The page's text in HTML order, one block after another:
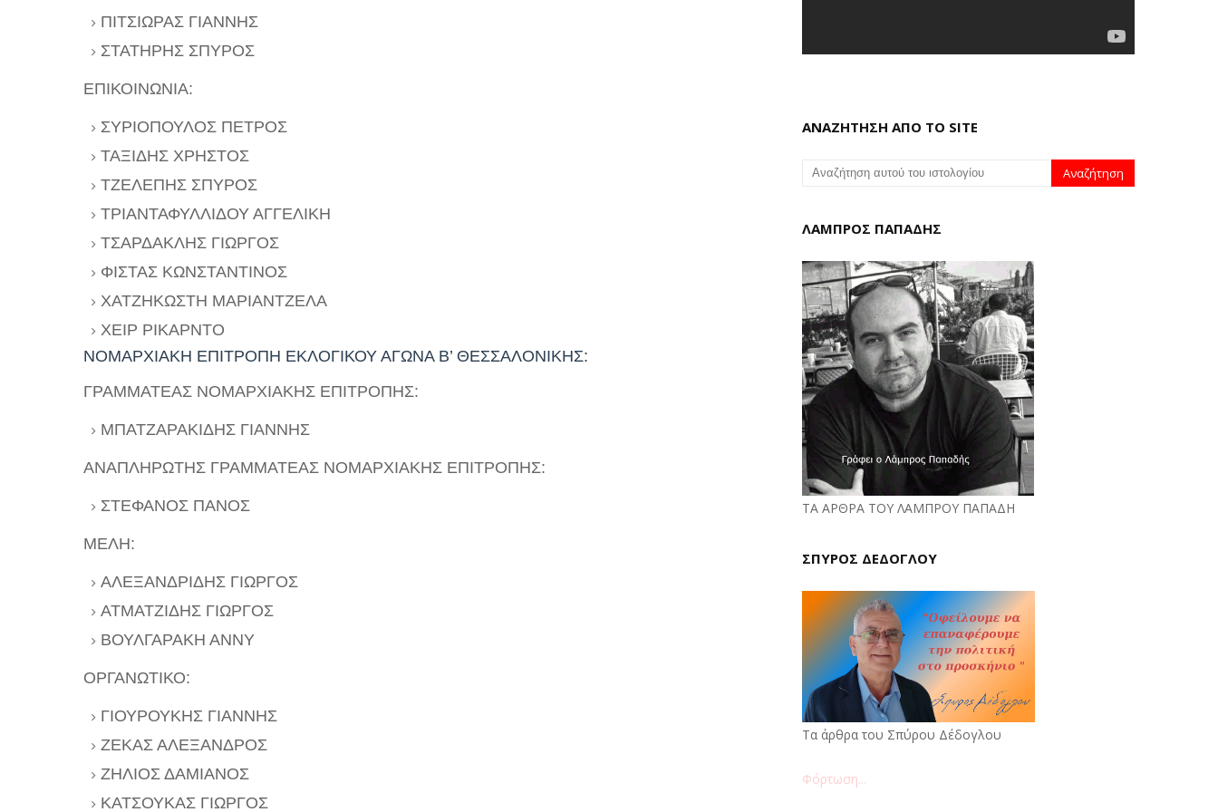
ΠΙΤΣΙΩΡΑΣ ΓΙΑΝΝΗΣ
ΣΤΑΤΗΡΗΣ ΣΠΥΡΟΣ
ΕΠΙΚΟΙΝΩΝΙΑ:
ΣΥΡΙΟΠΟΥΛΟΣ ΠΕΤΡΟΣ
ΤΑΞΙΔΗΣ ΧΡΗΣΤΟΣ
ΤΖΕΛΕΠΗΣ ΣΠΥΡΟΣ
ΤΡΙΑΝΤΑΦΥΛΛΙΔΟΥ ΑΓΓΕΛΙΚΗ
ΤΣΑΡΔΑΚΛΗΣ ΓΙΩΡΓΟΣ
ΦΙΣΤΑΣ ΚΩΝΣΤΑΝΤΙΝΟΣ
ΧΑΤΖΗΚΩΣΤΗ ΜΑΡΙΑΝΤΖΕΛΑ
ΧΕΙΡ ΡΙΚΑΡΝΤΟ
ΝΟΜΑΡΧΙΑΚΗ ΕΠΙΤΡΟΠΗ ΕΚΛΟΓΙΚΟΥ ΑΓΩΝΑ Β’ ΘΕΣΣΑΛΟΝΙΚΗΣ:
ΓΡΑΜΜΑΤΕΑΣ ΝΟΜΑΡΧΙΑΚΗΣ ΕΠΙΤΡΟΠΗΣ:
ΜΠΑΤΖΑΡΑΚΙΔΗΣ ΓΙΑΝΝΗΣ
ΑΝΑΠΛΗΡΩΤΗΣ ΓΡΑΜΜΑΤΕΑΣ ΝΟΜΑΡΧΙΑΚΗΣ ΕΠΙΤΡΟΠΗΣ:
ΣΤΕΦΑΝΟΣ ΠΑΝΟΣ
ΜΕΛΗ:
ΑΛΕΞΑΝΔΡΙΔΗΣ ΓΙΩΡΓΟΣ
ΑΤΜΑΤΖΙΔΗΣ ΓΙΩΡΓΟΣ
ΒΟΥΛΓΑΡΑΚΗ ΑΝΝΥ
ΟΡΓΑΝΩΤΙΚΟ:
ΓΙΟΥΡΟΥΚΗΣ ΓΙΑΝΝΗΣ
ΖΕΚΑΣ ΑΛΕΞΑΝΔΡΟΣ
ΖΗΛΙΟΣ ΔΑΜΙΑΝΟΣ
ΚΑΤΣΟΥΚΑΣ ΓΙΩΡΓΟΣ
ΑΝΑΖΗΤΗΣΗ ΑΠΟ ΤΟ SITE
ΛΑΜΠΡΟΣ ΠΑΠΑΔΗΣ
ΤΑ ΑΡΘΡΑ ΤΟΥ ΛΑΜΠΡΟΥ ΠΑΠΑΔΗ
ΣΠΥΡΟΣ ΔΕΔΟΓΛΟΥ
Τα άρθρα του Σπύρου Δέδογλου
Φόρτωση...